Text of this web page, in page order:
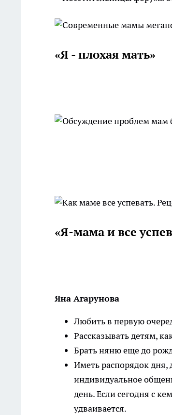
«Я - плохая мать»
«Я-мама и все
Яна Агарунова
Любить в первую
Рассказывать детям,
Брать няню еще до
Иметь распорядок дня,
индивидуальное
день. Если сегодня с
удваивается.